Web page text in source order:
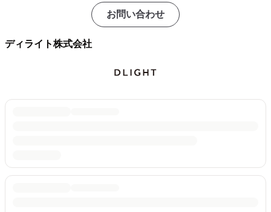
お問い合わせ
ディライト株式会社